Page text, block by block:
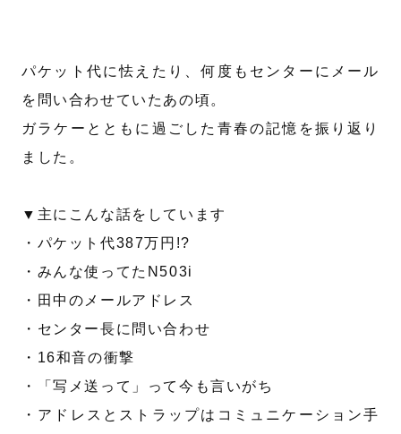
パケット代に怯えたり、何度もセンターにメール
を問い合わせていたあの頃。
ガラケーとともに過ごした青春の記憶を振り返り
ました。
▼主にこんな話をしています
・パケット代387万円!?
・みんな使ってたN503i
・田中のメールアドレス
・センター長に問い合わせ
・16和音の衝撃
・「写メ送って」って今も言いがち
・アドレスとストラップはコミュニケーション手